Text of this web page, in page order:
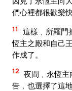
們心裡都很歡樂快
11
這樣﹑所羅門
恆主之殿和自己
作成了。
12 夜間﹑永恆
告﹐也選擇了這